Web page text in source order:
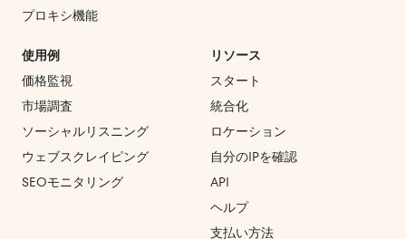
プロキシ機能
使用例
価格監視
市場調査
ソーシャルリスニング
ウェブスクレイピング
SEOモニタリング
リソース
スタート
統合化
ロケーション
自分のIPを確認
API
ヘルプ
支払い方法